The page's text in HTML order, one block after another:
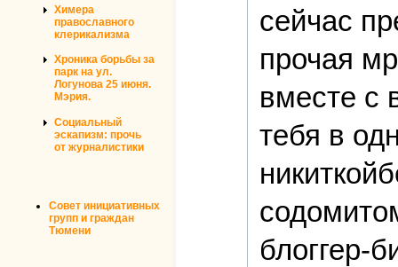
Химера
православного
клерикализма
Хроника борьбы за
парк на ул.
Логунова 25 июня.
Мэрия.
Социальный
эскапизм: прочь
от журналистики
Совет инициативных
групп и граждан
Тюмени
сейчас
прочая
вместе с
тебя в
блоггер-